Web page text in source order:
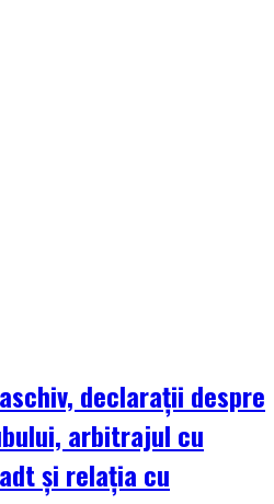
declarații despre
arbitrajul cu
și relația cu